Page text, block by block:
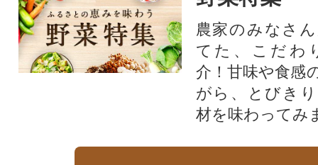
農家のみなさ
てた、こだわ
介！甘味や食感
がら、とびき
材を味わってみ